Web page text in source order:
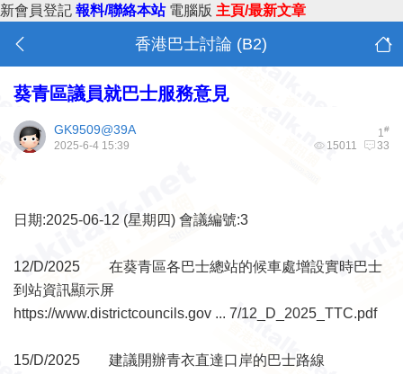
新會員登記 報料/聯絡本站 電腦版 主頁/最新文章
香港巴士討論 (B2)
葵青區議員就巴士服務意見
1#
GK9509@39A
15011 33
2025-6-4 15:39
日期:2025-06-12 (星期四) 會議編號:3
12/D/2025 在葵青區各巴士總站的候車處增設實時巴士
到站資訊顯示屏
https://www.districtcouncils.gov ... 7/12_D_2025_TTC.pdf
15/D/2025 建議開辦青衣直達口岸的巴士路線